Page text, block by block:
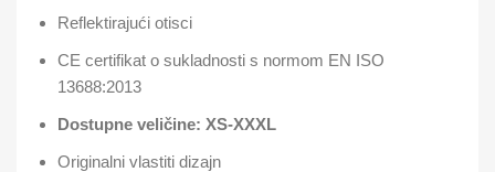
Reflektirajući otisci
CE certifikat o sukladnosti s normom EN ISO
13688:2013
Dostupne veličine: XS-XXXL
Originalni vlastiti dizajn